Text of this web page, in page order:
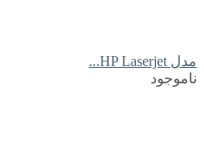
مدل HP Laserjet...
ناموجود